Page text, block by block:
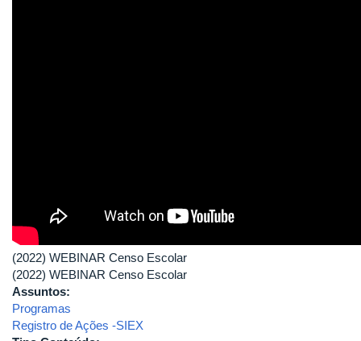
(2022) WEBINAR Censo Escolar
(2022) WEBINAR Censo Escolar
Assuntos:
Programas
Registro de Ações -SIEX